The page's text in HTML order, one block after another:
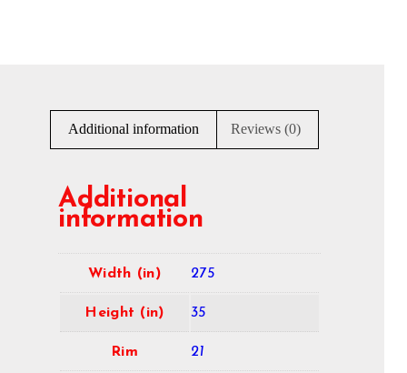
Additional information Reviews (0)
Additional
information
Width (in) 275
Height (in) 35
Rim 21